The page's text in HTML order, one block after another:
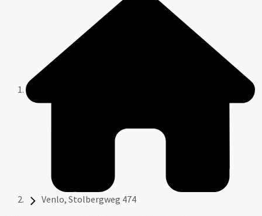
Venlo, Stolbergweg 474